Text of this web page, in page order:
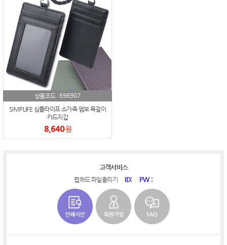
상품코드 : 696907
SIMPLIFE 심플라이프 소가죽 엠보 목걸이
카드지갑
8,640원
고객서비스
웹하드 파일올리기 ID: PW :